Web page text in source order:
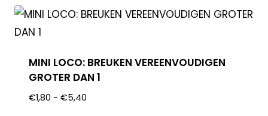
MINI LOCO: BREUKEN VEREENVOUDIGEN
GROTER DAN 1
€1,80 - €5,40